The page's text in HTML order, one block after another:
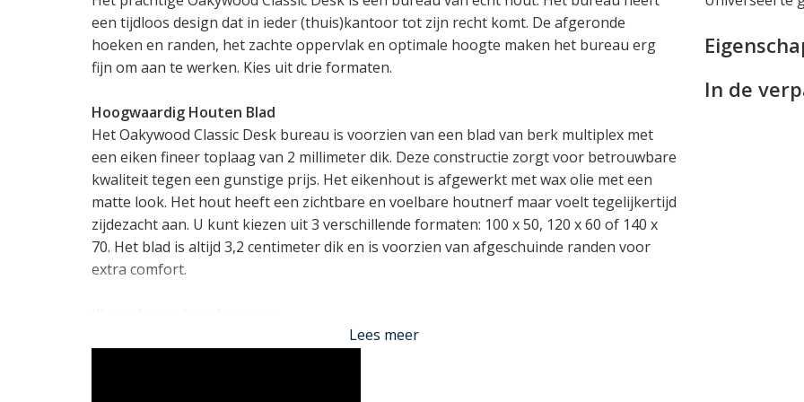
een tijdloos design dat in ieder (thuis)kantoor tot zijn recht komt. De afgeronde
hoeken en randen, het zachte oppervlak en optimale hoogte maken het bureau erg
fijn om aan te werken. Kies uit drie formaten.
Hoogwaardig Houten Blad
Het Oakywood Classic Desk bureau is voorzien van een blad van berk multiplex met
een eiken fineer toplaag van 2 millimeter dik. Deze constructie zorgt voor betrouwbare
kwaliteit tegen een gunstige prijs. Het eikenhout is afgewerkt met wax olie met een
matte look. Het hout heeft een zichtbare en voelbare houtnerf maar voelt tegelijkertijd
zijdezacht aan. U kunt kiezen uit 3 verschillende formaten: 100 x 50, 120 x 60 of 140 x
70. Het blad is altijd 3,2 centimeter dik en is voorzien van afgeschuinde randen voor
extra comfort.
Dit bureau van Oakywood is voorzien van klassieke poten die op de draaibank zijn
Lees meer
In de